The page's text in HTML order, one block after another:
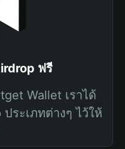
ฟรี
Wallet เราได้
ระเภทต่างๆ ไว้ให้